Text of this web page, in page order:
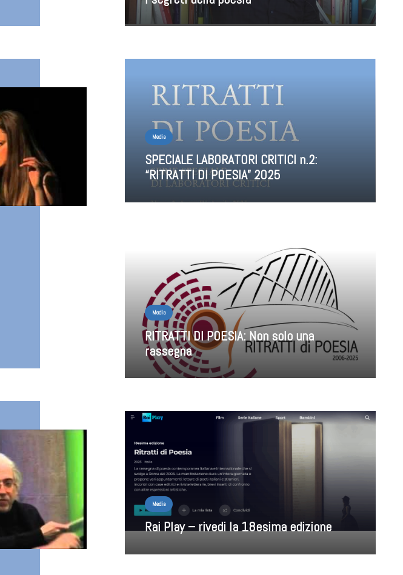
Media
SPECIALE LABORATORI CRITICI n.2:
“RITRATTI DI POESIA” 2025
Media
RITRATTI DI POESIA: Non solo una
rassegna
Media
Rai Play – rivedi la 18esima edizione